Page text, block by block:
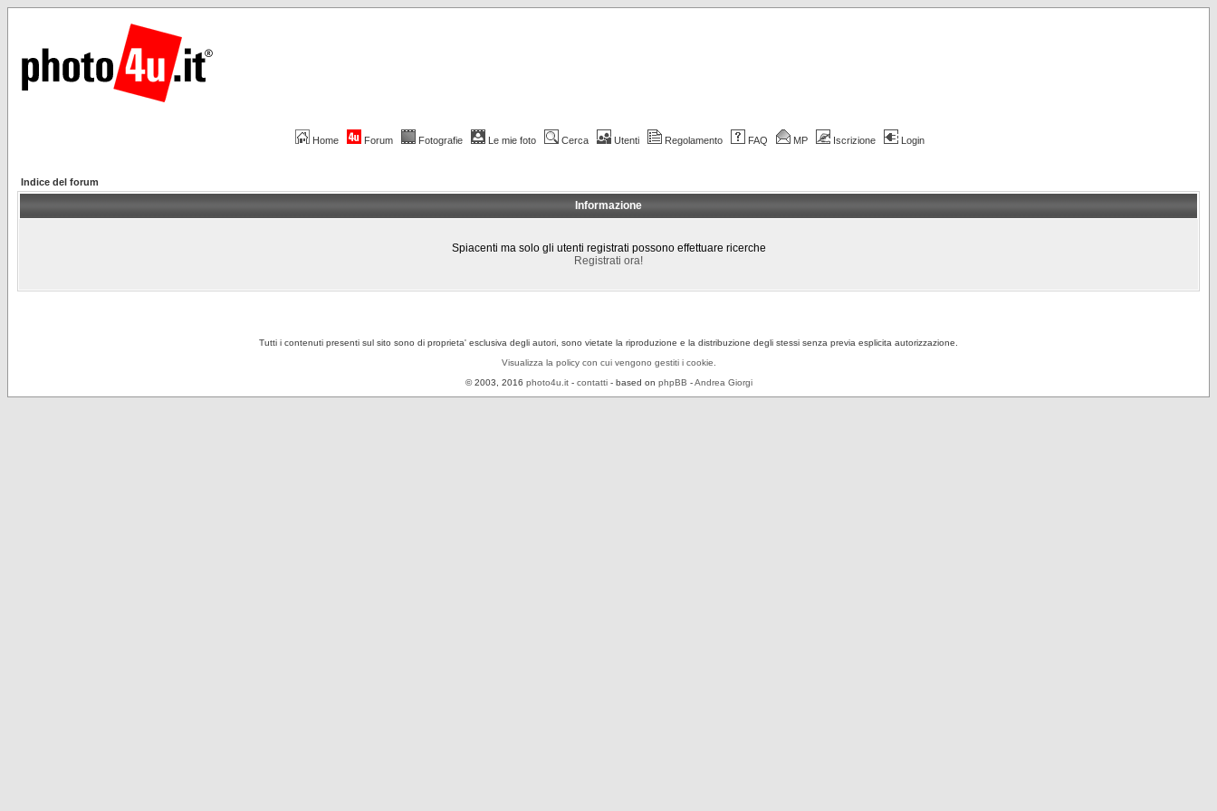
Home Forum Fotografie Le mie foto Cerca Utenti Regolamento FAQ MP Iscrizione Login
Indice del forum
Informazione
Spiacenti ma solo gli utenti registrati possono effettuare ricerche
Registrati ora!
Tutti i contenuti presenti sul sito sono di proprieta' esclusiva degli autori, sono vietate la riproduzione e la distribuzione degli stessi senza previa esplicita autorizzazione.
Visualizza la policy con cui vengono gestiti i cookie.
© 2003, 2016 photo4u.it- contatti- based on phpBB -Andrea Giorgi